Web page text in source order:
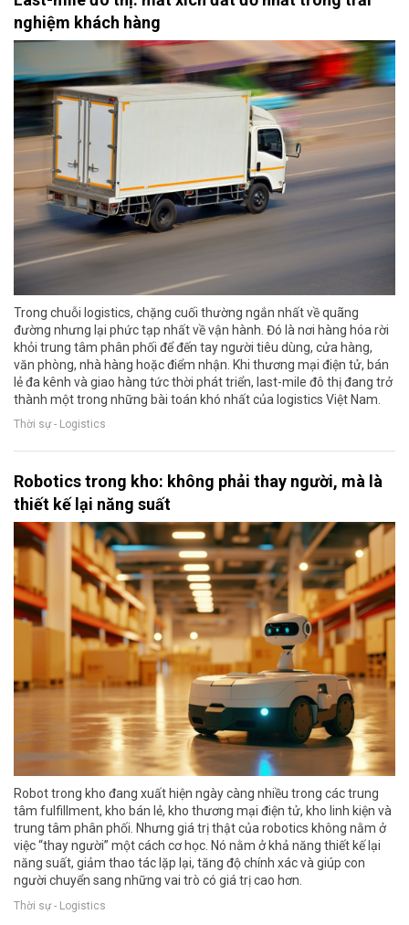
nghiệm khách hàng
Trong chuỗi logistics, chặng cuối thường ngắn nhất về quãng
đường nhưng lại phức tạp nhất về vận hành. Đó là nơi hàng hóa rời
khỏi trung tâm phân phối để đến tay người tiêu dùng, cửa hàng,
văn phòng, nhà hàng hoặc điểm nhận. Khi thương mại điện tử, bán
lẻ đa kênh và giao hàng tức thời phát triển, last-mile đô thị đang trở
thành một trong những bài toán khó nhất của logistics Việt Nam.
Thời sự - Logistics
Robotics trong kho: không phải thay người, mà là
thiết kế lại năng suất
Robot trong kho đang xuất hiện ngày càng nhiều trong các trung
tâm fulfillment, kho bán lẻ, kho thương mại điện tử, kho linh kiện và
trung tâm phân phối. Nhưng giá trị thật của robotics không nằm ở
việc “thay người” một cách cơ học. Nó nằm ở khả năng thiết kế lại
năng suất, giảm thao tác lặp lại, tăng độ chính xác và giúp con
người chuyển sang những vai trò có giá trị cao hơn.
Thời sự - Logistics